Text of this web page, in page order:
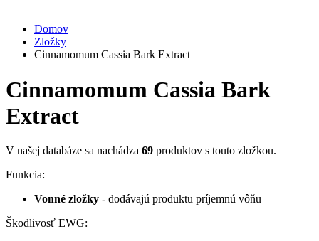
Domov
Zložky
Cinnamomum Cassia Bark Extract
Cinnamomum Cassia Bark
Extract
V našej databáze sa nachádza 69 produktov s touto zložkou.
Funkcia:
Vonné zložky - dodávajú produktu príjemnú vôňu
Škodlivosť EWG: